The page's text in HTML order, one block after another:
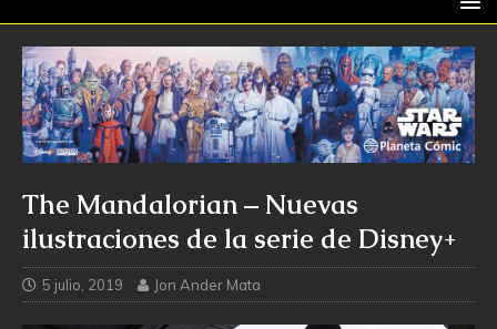
The Mandalorian – Nuevas
ilustraciones de la serie de Disney+
5 julio, 2019 Jon Ander Mata